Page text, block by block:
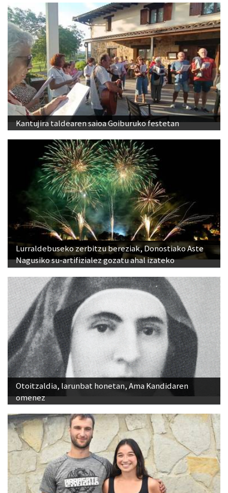
Kantujira taldearen saioa Goiburuko festetan
Lurraldebuseko zerbitzu bereziak, Donostiako Aste
Nagusiko su-artifizialez gozatu ahal izateko
Otoitzaldia, larunbat honetan, Ama Kandidaren
omenez